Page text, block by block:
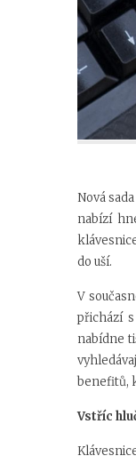
Nová
nabízí
do uší.
V
přichází
nabídne
benefitů,
Vstříc